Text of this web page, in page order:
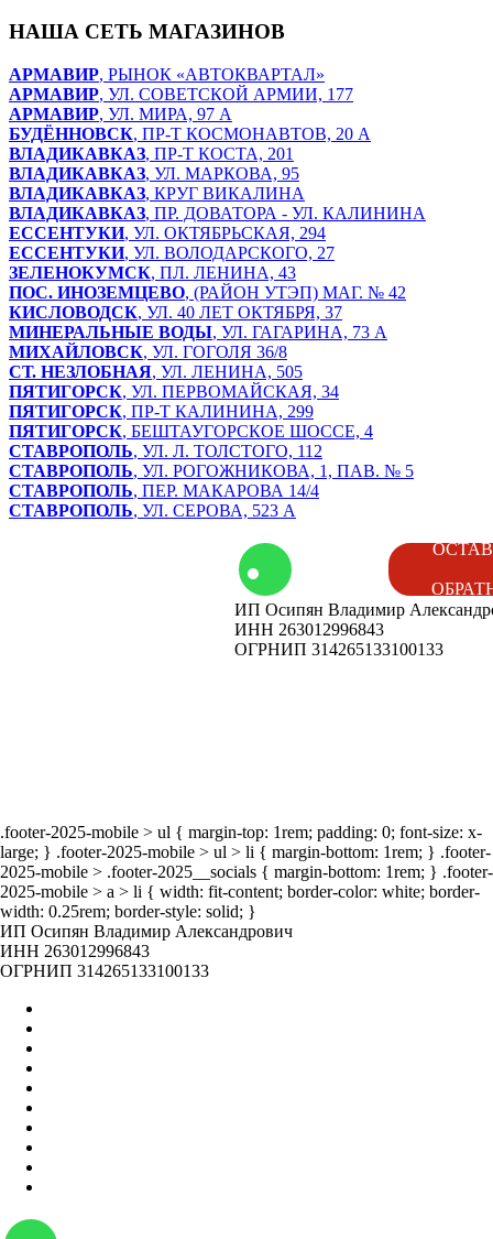
НАША СЕТЬ МАГАЗИНОВ
АРМАВИР, РЫНОК «АВТОКВАРТАЛ»
АРМАВИР, УЛ. СОВЕТСКОЙ АРМИИ, 177
АРМАВИР, УЛ. МИРА, 97 А
БУДЁННОВСК, ПР-Т КОСМОНАВТОВ, 20 А
ВЛАДИКАВКАЗ, ПР-Т КОСТА, 201
ВЛАДИКАВКАЗ, УЛ. МАРКОВА, 95
ВЛАДИКАВКАЗ, КРУГ ВИКАЛИНА
ВЛАДИКАВКАЗ, ПР. ДОВАТОРА - УЛ. КАЛИНИНА
ЕССЕНТУКИ, УЛ. ОКТЯБРЬСКАЯ, 294
ЕССЕНТУКИ, УЛ. ВОЛОДАРСКОГО, 27
ЗЕЛЕНОКУМСК, ПЛ. ЛЕНИНА, 43
ПОС. ИНОЗЕМЦЕВО, (РАЙОН УТЭП) МАГ. № 42
КИСЛОВОДСК, УЛ. 40 ЛЕТ ОКТЯБРЯ, 37
МИНЕРАЛЬНЫЕ ВОДЫ, УЛ. ГАГАРИНА, 73 А
МИХАЙЛОВСК, УЛ. ГОГОЛЯ 36/8
СТ. НЕЗЛОБНАЯ, УЛ. ЛЕНИНА, 505
ПЯТИГОРСК, УЛ. ПЕРВОМАЙСКАЯ, 34
ПЯТИГОРСК, ПР-Т КАЛИНИНА, 299
ПЯТИГОРСК, БЕШТАУГОРСКОЕ ШОССЕ, 4
СТАВРОПОЛЬ, УЛ. Л. ТОЛСТОГО, 112
СТАВРОПОЛЬ, УЛ. РОГОЖНИКОВА, 1, ПАВ. № 5
СТАВРОПОЛЬ, ПЕР. МАКАРОВА 14/4
СТАВРОПОЛЬ, УЛ. СЕРОВА, 523 А
ИП Осипян Владимир
ИНН 263012996843
ОГРНИП 314265133100133
.footer-2025-mobile > ul { margin-top: 1rem; padding: 0; font-size: x-
large; } .footer-2025-mobile > ul > li { margin-bottom: 1rem; } .footer-
2025-mobile > .footer-2025__socials { margin-bottom: 1rem; } .footer-
2025-mobile > a > li { width: fit-content; border-color: white; border-
width: 0.25rem; border-style: solid; }
ИП Осипян Владимир Александрович
ИНН 263012996843
ОГРНИП 314265133100133